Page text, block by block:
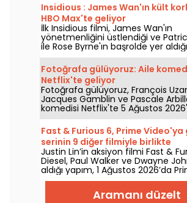
Insidious : James Wan'ın kült
HBO Max'te geliyor
İlk Insidious filmi, James Wan'ın
yönetmenliğini üstlendiği ve
ile Rose Byrne'ın başrolde yer
2026'da HBO Max'e katılıyor.
Fotoğrafa gülüyoruz: Aile
Netflix'te geliyor
Fotoğrafa gülüyoruz, François
Jacques Gamblin ve Pascale
komedisi Netflix'te 5 Ağustos
izleyiciyle buluşuyor.
Fast & Furious 6, Prime Video'ya
serinin 9 diğer filmiyle birlikte
Justin Lin’in aksiyon filmi Fast &
Diesel, Paul Walker ve Dwayne
aldığı yapım, 1 Ağustos 2026’da
Video’da izleyicilerle buluşuyor;
bölümünü de beraberinde getiriyor.
Aramanı düzelt